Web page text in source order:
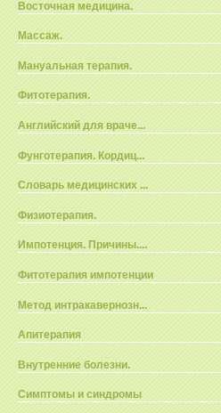
Восточная медицина.
Массаж.
Мануальная терапия.
Фитотерапия.
Английский для враче...
Фунготерапия. Кордиц...
Словарь медицинских ...
Физиотерапия.
Импотенция. Причины....
Фитотерапия импотенции
Метод интракавернозн...
Апитерапия
Внутренние болезни.
Симптомы и синдромы